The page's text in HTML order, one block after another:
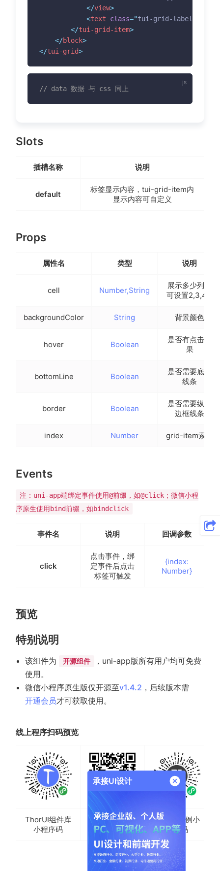
</view>
<text class="tui-grid-label
</tui-grid-item>
</block>
</tui-grid>
// data 数据 与 css 同上
Slots
插槽名称 说明
default
标签显示内容，tui-grid-item内
显示内容可自定义
Props
属性名 类型 说明
cell Number,String
展示多少列，
可设置2,3,4,5
backgroundColor String 背景颜色
hover Boolean
是否有点击效
果
bottomLine Boolean
是否需要底部
线条
border Boolean
是否需要纵向
边框线条
index Number grid-item索引
Events
注：uni-app端绑定事件使用@前缀，如@click；微信小程
序原生使用bind前缀，如bindclick
事件名 说明 回调参数
click
点击事件，绑
定事件后点击
标签可触发
{index:
Number}
预览
特别说明
该组件为 开源组件
，uni-app版所有用户均可免费
使用。
微信小程序原生版仅开源至v1.4.2 ，后续版本需
开通会员才可获取使用。
线上程序扫码预览
ThorUI组件库
小程序码
H5二维码
ThorUI示例小
程序码
承接UI设计